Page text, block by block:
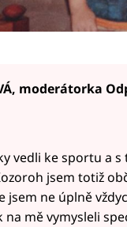
moderátorka
vedli ke sportu a
jsem totiž
jsem ne úplně
mě vymysleli